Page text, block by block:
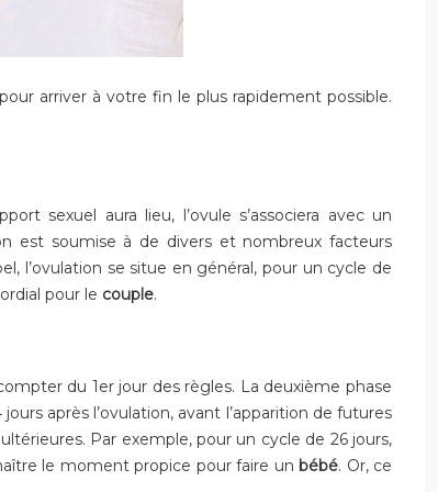
arriver à votre fin le plus rapidement possible.
sexuel aura lieu, l’ovule s’associera avec un
est soumise à de divers et nombreux facteurs
l’ovulation se situe en général, pour un cycle de
pour le couple.
du 1er jour des règles. La deuxième phase
après l’ovulation, avant l’apparition de futures
Par exemple, pour un cycle de 26 jours,
le moment propice pour faire un bébé. Or, ce